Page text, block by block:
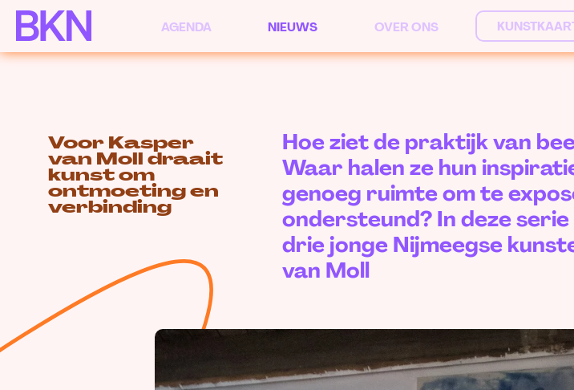
AGENDA NIEUWS OVER ONS
Voor Kasper
van Moll draait
kunst om
ontmoeting en
verbinding
Hoe ziet de praktijk van
Waar halen ze hun
genoeg ruimte om te
ondersteund? In deze
drie jonge Nijmeegse
van Moll